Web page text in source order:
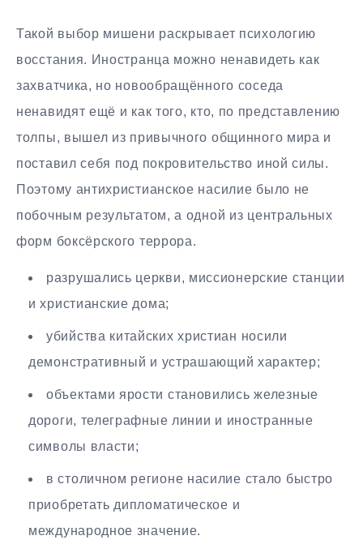
Такой выбор мишени раскрывает психологию
восстания. Иностранца можно ненавидеть как
захватчика, но новообращённого соседа
ненавидят ещё и как того, кто, по представлению
толпы, вышел из привычного общинного мира и
поставил себя под покровительство иной силы.
Поэтому антихристианское насилие было не
побочным результатом, а одной из центральных
форм боксёрского террора.
разрушались церкви, миссионерские станции
и христианские дома;
убийства китайских христиан носили
демонстративный и устрашающий характер;
объектами ярости становились железные
дороги, телеграфные линии и иностранные
символы власти;
в столичном регионе насилие стало быстро
приобретать дипломатическое и
международное значение.